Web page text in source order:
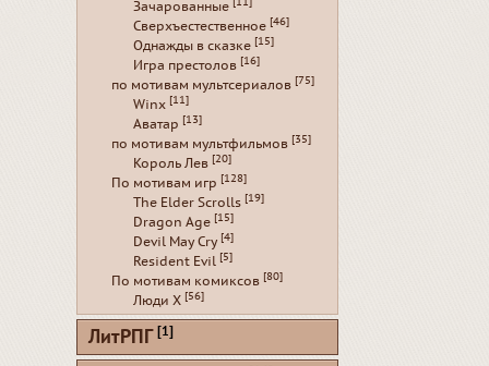
Зачарованные
Сверхъестественное [46]
Однажды в сказке [15]
Игра престолов [16]
по мотивам мультсериалов [75]
Winx [11]
Аватар [13]
по мотивам мультфильмов [35]
Король Лев [20]
По мотивам игр [128]
The Elder Scrolls [19]
Dragon Age [15]
Devil May Cry [4]
Resident Evil [5]
По мотивам комиксов [80]
Люди Х [56]
ЛитРПГ [1]